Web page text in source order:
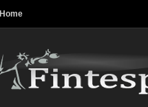
Home